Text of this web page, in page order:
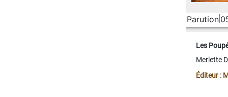
Parution
Les
Merlette
Éditeur :